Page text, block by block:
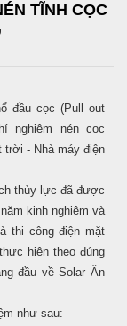
TĨNH CỌC
đầu cọc (Pull out
nghiệm nén cọc
trời - Nhà máy điện
thủy lực đã được
kinh nghiệm và
thi công điện mặt
hiện theo đúng
đầu về Solar Ấn
như sau: